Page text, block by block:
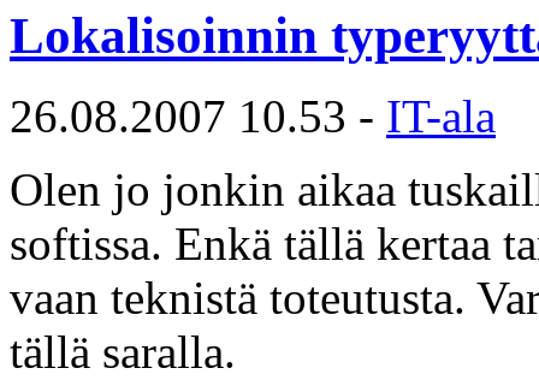
Lokalisoinnin
26.08.2007 10.53 - IT-ala
Olen jo jonkin aikaa
softissa. Enkä tällä kertaa
vaan teknistä toteutusta.
tällä saralla.